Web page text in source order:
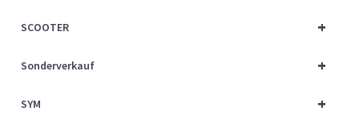
+
SCOOTER
+
Sonderverkauf
+
SYM